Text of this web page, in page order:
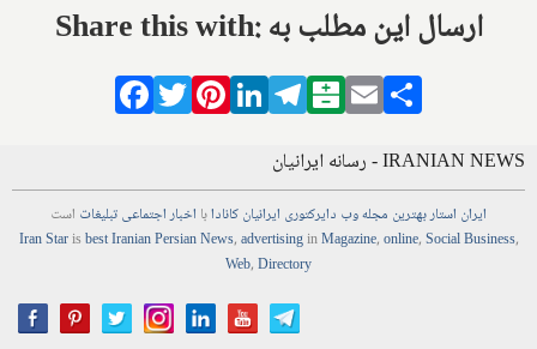
Share this with: ارسال این مطلب به
Facebook
TwitterPinterestLinkedIn
Telegram
Balatarin
Email
IRANIAN NEWS - رسانه ایرانیان
ایران استاربهترین مجلهوب دایرکتوری ایرانیان کانادابا اخباراجتماعیتبلیغات است
Iran Starisbest Iranian PersianNews,advertisinginMagazine,online,Social Business,
Web,Directory